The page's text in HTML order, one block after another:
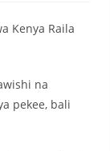
Kenya Raila
na
pekee, bali